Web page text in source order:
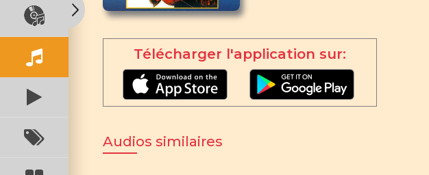
Télécharger l'application sur:
Audios similaires